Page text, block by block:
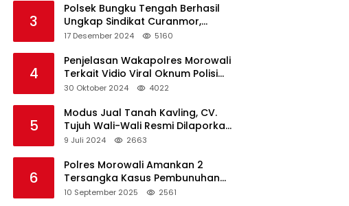
3
Polsek Bungku Tengah Berhasil
Ungkap Sindikat Curanmor,
Terduga Pelaku Akui Beraksi di 7
17 Desember 2024 5160
4
Penjelasan Wakapolres Morowali
Terkait Vidio Viral Oknum Polisi
Dikerumuni Warga Bahodopi
30 Oktober 2024 4022
5
Modus Jual Tanah Kavling, CV.
Tujuh Wali-Wali Resmi Dilaporkan
di Polres Kendari
9 Juli 2024 2663
6
Polres Morowali Amankan 2
Tersangka Kasus Pembunuhan
WNA di Desa Topogaro
10 September 2025 2561